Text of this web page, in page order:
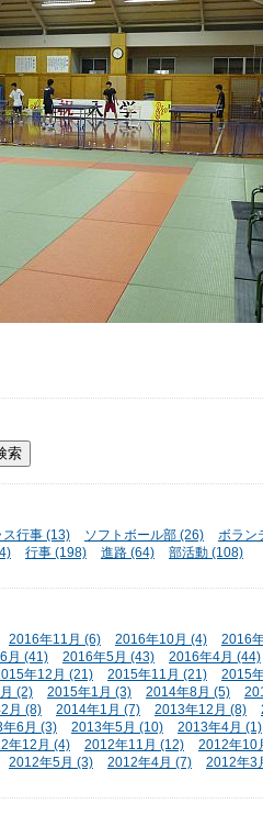
ス行事 (13) ソフトボール部 (26) ボラン
行事 (198) 進路 (64) 部活動 (108)
2016年11月 (6) 2016年10月 (4) 2016
月 (41) 2016年5月 (43) 2016年4月 (44)
年12月 (21) 2015年11月 (21) 2015
(2) 2015年1月 (3) 2014年8月 (5)
月 (8) 2014年1月 (7) 2013年12月 (8)
6月 (3) 2013年5月 (10) 2013年4月 (1)
年12月 (4) 2012年11月 (12) 2012年10
2012年5月 (3) 2012年4月 (7) 2012年3